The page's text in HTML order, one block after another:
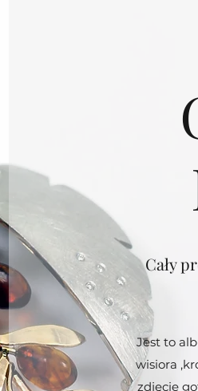
Cały
Jest to
wisiora
zdjęcie